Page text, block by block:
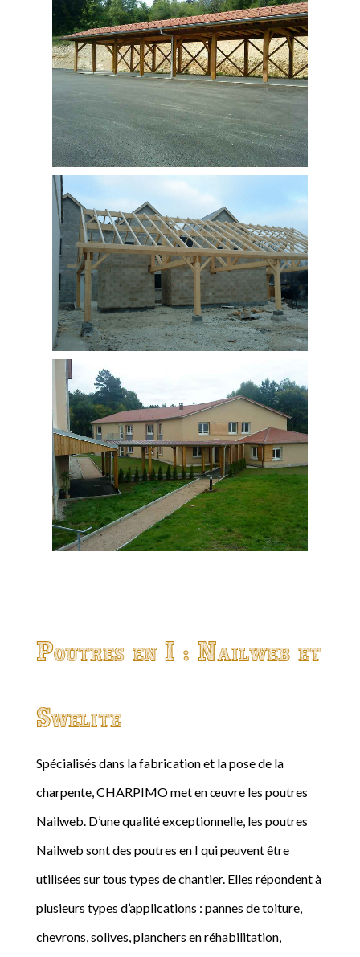
Poutres en I : Nailweb et
Swelite
Spécialisés dans la fabrication et la pose de la
charpente, CHARPIMO met en œuvre les poutres
Nailweb. D’une qualité exceptionnelle, les poutres
Nailweb sont des poutres en I qui peuvent être
utilisées sur tous types de chantier. Elles répondent à
plusieurs types d’applications : pannes de toiture,
chevrons, solives, planchers en réhabilitation,